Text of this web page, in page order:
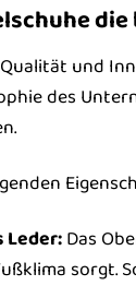
und
des
Leder:Das
sorgt.